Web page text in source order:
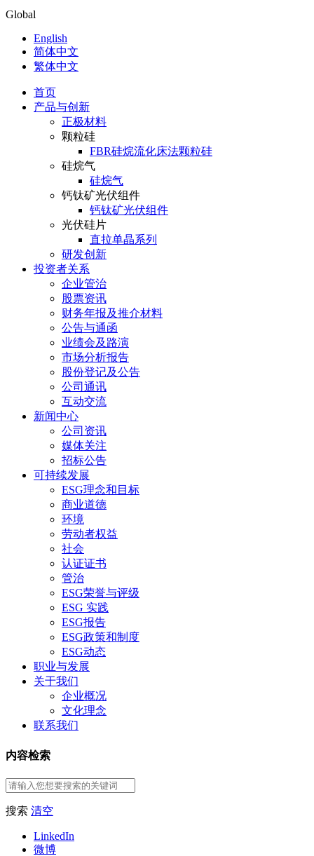
Global
English
简体中文
繁体中文
首页
产品与创新
正极材料
颗粒硅
FBR硅烷流化床法颗粒硅
硅烷气
硅烷气
钙钛矿光伏组件
钙钛矿光伏组件
光伏硅片
直拉单晶系列
研发创新
投资者关系
企业管治
股票资讯
财务年报及推介材料
公告与通函
业绩会及路演
市场分析报告
股份登记及公告
公司通讯
互动交流
新闻中心
公司资讯
媒体关注
招标公告
可持续发展
ESG理念和目标
商业道德
环境
劳动者权益
社会
认证证书
管治
ESG荣誉与评级
ESG 实践
ESG报告
ESG政策和制度
ESG动态
职业与发展
关于我们
企业概况
文化理念
联系我们
内容检索
搜索 清空
LinkedIn
微博